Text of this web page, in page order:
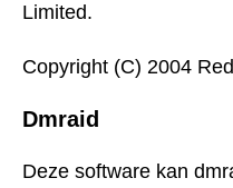
Limited.
Copyright (C) 2004
Dmraid
Deze software kan